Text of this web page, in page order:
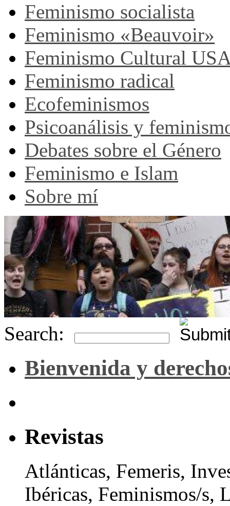
Feminismo socialista
Feminismo «Beauvoir»
Feminismo Cultural
Feminismo radical
Ecofeminismos
Psicoanálisis y
Debates sobre el Género
Feminismo e Islam
Sobre mí
Search:
Bienvenida y
Revistas
Atlánticas, Femeris,
Ibéricas, Feminismos/s,